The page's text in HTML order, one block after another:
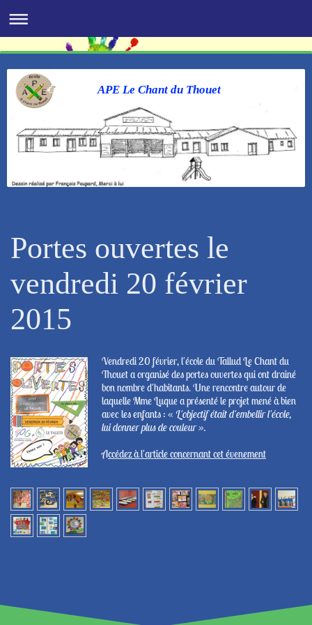
APE Le Chant du Thouet
Portes ouvertes le
vendredi 20 février
2015
Vendredi 20 février, l'école du Tallud Le Chant du
Thouet a organisé des portes ouvertes qui ont drainé
bon nombre d'habitants. Une rencontre autour de
laquelle Mme Luque a présenté le projet mené à bien
avec les enfants : « L'objectif était d'embellir l'école,
lui donner plus de couleur ».
Accédez à l'article concernant cet évenement